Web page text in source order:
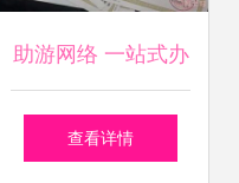
助游网络 一站式办
理厦门网络文化经
查看详情